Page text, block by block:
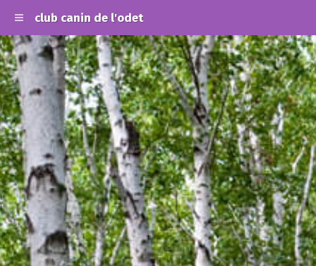
club canin de l'odet